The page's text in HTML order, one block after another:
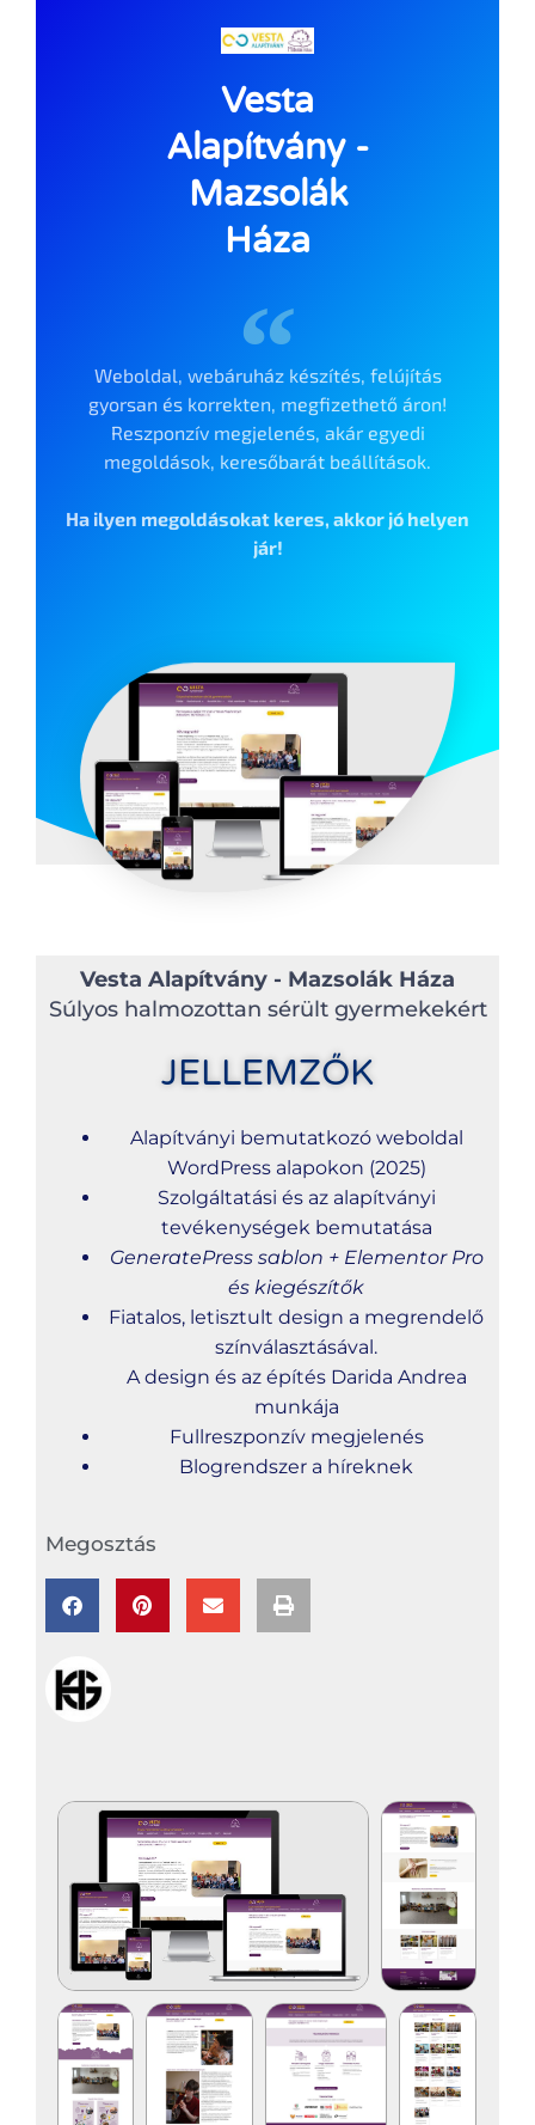
Vesta
Alapítvány -
Mazsolák
Háza
Weboldal, webáruház készítés, felújítás
gyorsan és korrekten, megfizethető áron!
Reszponzív megjelenés, akár egyedi
megoldások, keresőbarát beállítások.
Ha ilyen megoldásokat keres, akkor jó helyen
jár!
Vesta Alapítvány - Mazsolák Háza
Súlyos halmozottan sérült gyermekekért
JELLEMZŐK
Alapítványi bemutatkozó weboldal
WordPress alapokon (2025)
Szolgáltatási és az alapítványi
tevékenységek bemutatása
GeneratePress sablon + Elementor Pro
és kiegészítők
Fiatalos, letisztult design a megrendelő
színválasztásával.
A design és az építés Darida Andrea
munkája
Fullreszponzív megjelenés
Blogrendszer a híreknek
Megosztás